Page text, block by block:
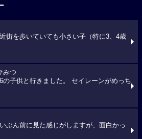
街を歩いていても小さい子（特に3、4歳
みつ
子供と行きました。 セイレーンがめっち
ぶん前に見た感じがしますが、面白かっ